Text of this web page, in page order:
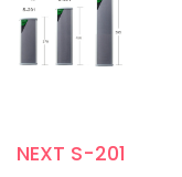
NEXT S-201